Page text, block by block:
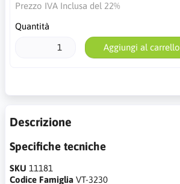
Prezzo IVA Inclusa del 22%
Quantità
Aggiungi al carrello
Descrizione
Specifiche tecniche
SKU 11181
Codice Famiglia VT-3230